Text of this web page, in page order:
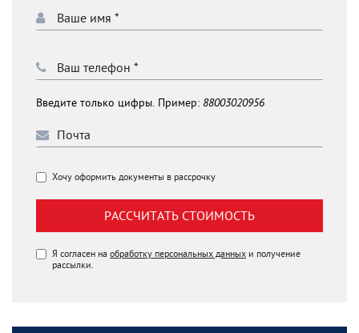
Введите только цифры. Пример: 88003020956
Хочу оформить документы в рассрочку
РАССЧИТАТЬ СТОИМОСТЬ
Я согласен на обработку персональных данных и получение
рассылки.